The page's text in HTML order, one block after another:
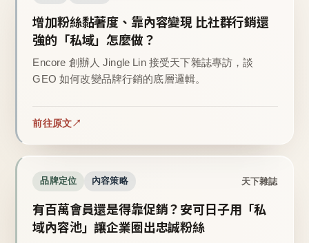
增加粉絲黏著度、靠內容變現 比社群行銷還
強的「私域」怎麼做？
Encore 創辦人 Jingle Lin 接受天下雜誌專訪，談
GEO 如何改變品牌行銷的底層邏輯。
前往原文
品牌定位 內容策略 天下雜誌
有百萬會員還是得靠促銷？安可日子用「私
域內容池」讓企業圈出忠誠粉絲